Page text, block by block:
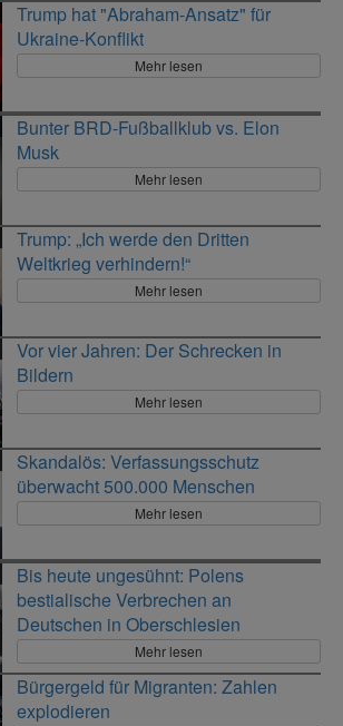
Trump hat "Abraham-Ansatz" für
Ukraine-Konflikt
Mehr lesen
Bunter BRD-Fußballklub vs. Elon
Musk
Mehr lesen
Trump: „Ich werde den Dritten
Weltkrieg verhindern!“
Mehr lesen
Vor vier Jahren: Der Schrecken in
Bildern
Mehr lesen
Skandalös: Verfassungsschutz
überwacht 500.000 Menschen
Mehr lesen
Bis heute ungesühnt: Polens
bestialische Verbrechen an
Deutschen in Oberschlesien
Mehr lesen
Bürgergeld für Migranten: Zahlen
explodieren